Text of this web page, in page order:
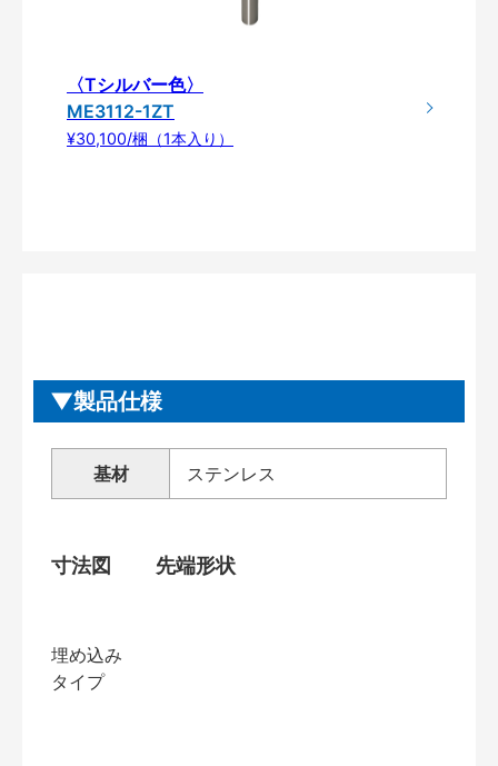
〈Tシルバー色〉
ME3112-1ZT
¥30,100/梱（1本入り）
製品仕様
基材 ステンレス
寸法図 先端形状
埋め込み
タイプ